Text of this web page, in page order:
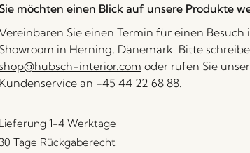
möchten einen Blick auf unsere Produkte
Sie einen Termin für einen Besuch
Showroom in Herning, Dänemark. Bitte
shop@hubsch-interior.com oder rufen Sie
Kundenservice an +45 44 22 68 88.
Lieferung 1-4 Werktage
30 Tage Rückgaberecht